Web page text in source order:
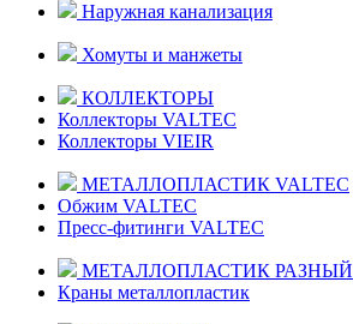
Наружная канализация
Хомуты и манжеты
КОЛЛЕКТОРЫ
Коллекторы VALTEC
Коллекторы VIEIR
МЕТАЛЛОПЛАСТИК VALTEC
Обжим VALTEC
Пресс-фитинги VALTEC
МЕТАЛЛОПЛАСТИК РАЗНЫЙ
Краны металлопластик